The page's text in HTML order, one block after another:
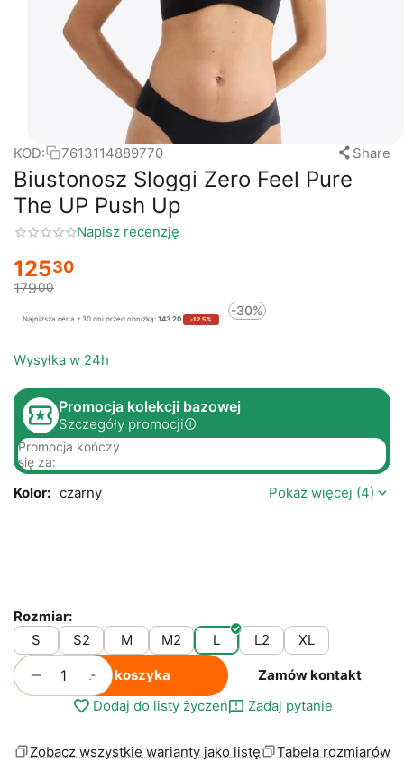
KOD: 7613114889770 Share
Biustonosz Sloggi Zero Feel Pure
The UP Push Up
Napisz recenzję
12530
17900
Najniższa cena z 30 dni przed obniżką: 143.20 -12.5%
-30%
Wysyłka w 24h
Promocja kolekcji bazowej
Szczegóły promocji
Promocja kończy
się za:
Kolor: czarny Pokaż więcej (4)
Rozmiar:
S
S2 M M2 L L2 XL
+
− Do koszyka
Zamów kontakt
Dodaj do listy życzeń
Zadaj pytanie
Zobacz wszystkie warianty jako listę Tabela rozmiarów